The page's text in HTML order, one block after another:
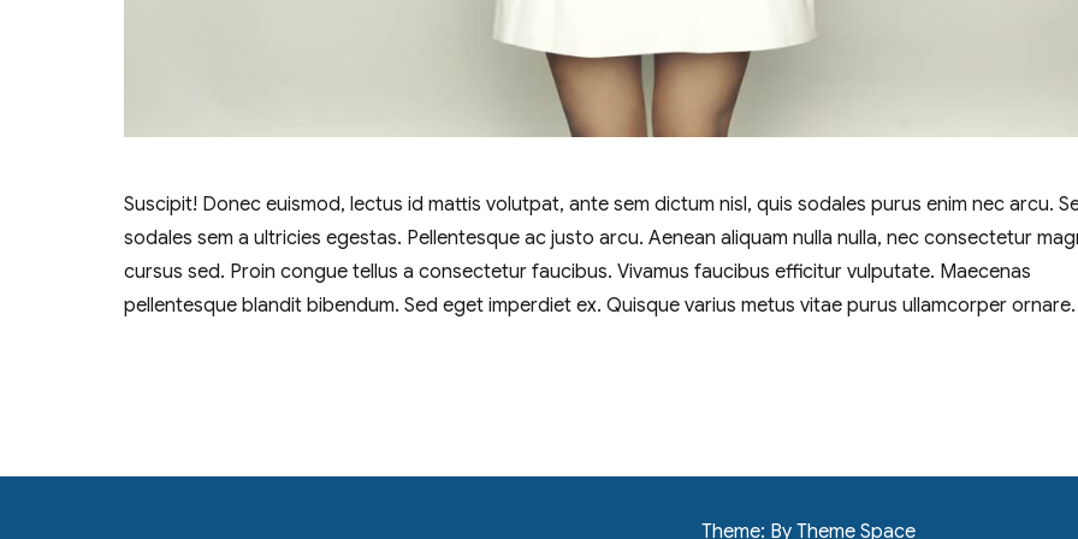
Suscipit! Donec euismod, lectus id mattis volutpat, ante sem dictum nisl, quis sodales purus enim nec arcu.
sodales sem a ultricies egestas. Pellentesque ac justo arcu. Aenean aliquam nulla nulla, nec consectetur
cursus sed. Proin congue tellus a consectetur faucibus. Vivamus faucibus efficitur vulputate. Maecenas
pellentesque blandit bibendum. Sed eget imperdiet ex. Quisque varius metus vitae purus ullamcorper ornare.
Theme: By Theme Space